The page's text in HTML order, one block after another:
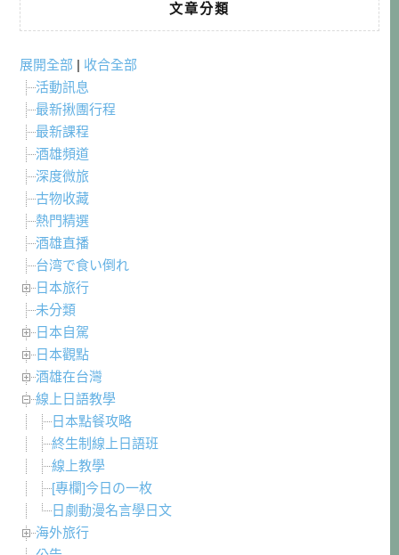
文章分類
展開全部 | 收合全部
活動訊息
最新揪團行程
最新課程
酒雄頻道
深度微旅
古物收藏
熱門精選
酒雄直播
台湾で食い倒れ
日本旅行
未分類
日本自駕
日本觀點
酒雄在台灣
線上日語教學
日本點餐攻略
終生制線上日語班
線上教學
[專欄]今日の一枚
日劇動漫名言學日文
海外旅行